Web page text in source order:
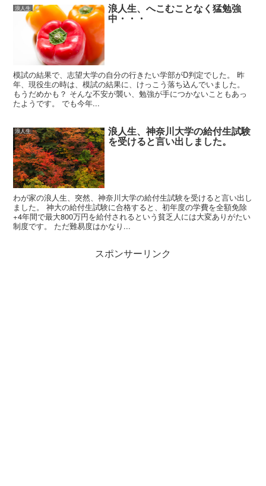
浪人生 浪人生、へこむことなく猛勉強
中・・・
模試の結果で、志望大学の自分の行きたい学部がD判定でした。 昨
年、現役生の時は、模試の結果に、けっこう落ち込んでいました。
もうだめかも？ そんな不安が襲い、勉強が手につかないこともあっ
たようです。 でも今年...
浪人生 浪人生、神奈川大学の給付生試験
を受けると言い出しました。
わが家の浪人生、突然、神奈川大学の給付生試験を受けると言い出し
ました。 神大の給付生試験に合格すると、初年度の学費を全額免除
+4年間で最大800万円を給付されるという貧乏人には大変ありがたい
制度です。 ただ難易度はかなり...
スポンサーリンク